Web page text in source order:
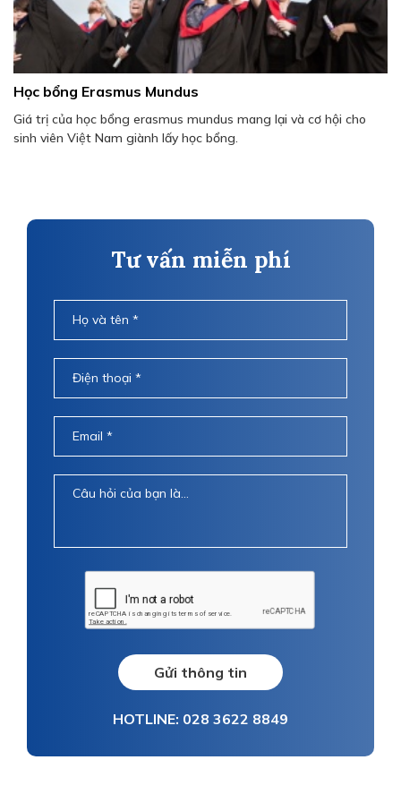
Học bổng Erasmus Mundus
Giá trị của học bổng erasmus mundus mang lại và cơ hội cho
sinh viên Việt Nam giành lấy học bổng.
Tư vấn miễn phí
Gửi thông tin
HOTLINE: 028 3622 8849